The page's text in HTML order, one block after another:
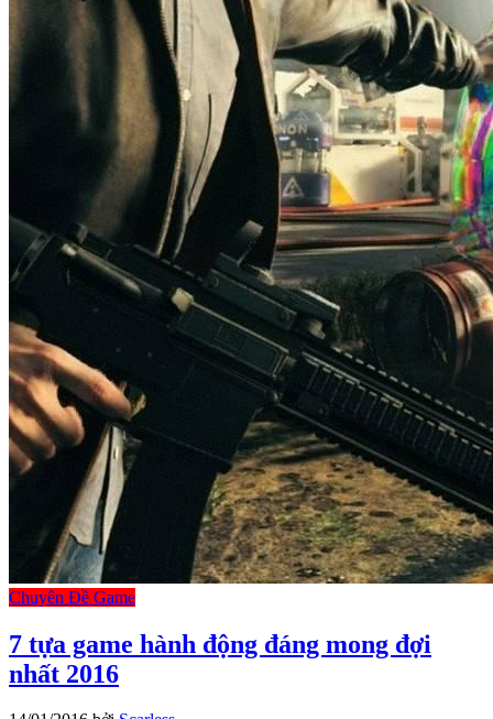
Chuyên Đề Game
7 tựa game hành động đáng mong đợi
nhất 2016